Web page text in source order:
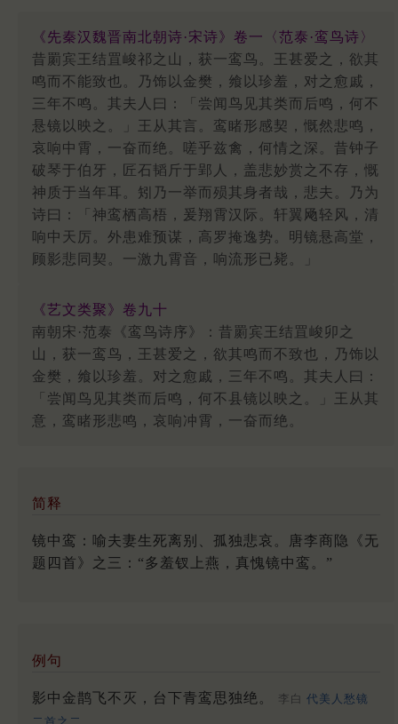
《先秦汉魏晋南北朝诗·宋诗》卷一〈范泰·鸾鸟诗〉
昔罽宾王结罝峻祁之山，获一鸾鸟。王甚爱之，欲其
鸣而不能致也。乃饰以金樊，飨以珍羞，对之愈戚，
三年不鸣。其夫人曰：「尝闻鸟见其类而后鸣，何不
悬镜以映之。」王从其言。鸾睹形感契，慨然悲鸣，
哀响中霄，一奋而绝。嗟乎兹禽，何情之深。昔钟子
破琴于伯牙，匠石韬斤于郢人，盖悲妙赏之不存，慨
神质于当年耳。矧乃一举而殒其身者哉，悲夫。乃为
诗曰：「神鸾栖高梧，爰翔霄汉际。轩翼飏轻风，清
响中天厉。外患难预谋，高罗掩逸势。明镜悬高堂，
顾影悲同契。一激九霄音，响流形已毙。」
《艺文类聚》卷九十
南朝宋·范泰《鸾鸟诗序》：昔罽宾王结罝峻卯之
山，获一鸾鸟，王甚爱之，欲其鸣而不致也，乃饰以
金樊，飨以珍羞。对之愈戚，三年不鸣。其夫人曰：
「尝闻鸟见其类而后鸣，何不县镜以映之。」王从其
意，鸾睹形悲鸣，哀响冲霄，一奋而绝。
简释
镜中鸾：喻夫妻生死离别、孤独悲哀。唐李商隐《无
题四首》之三：“多羞钗上燕，真愧镜中鸾。”
例句
影中金鹊飞不灭，台下青鸾思独绝。 李白 代美人愁镜